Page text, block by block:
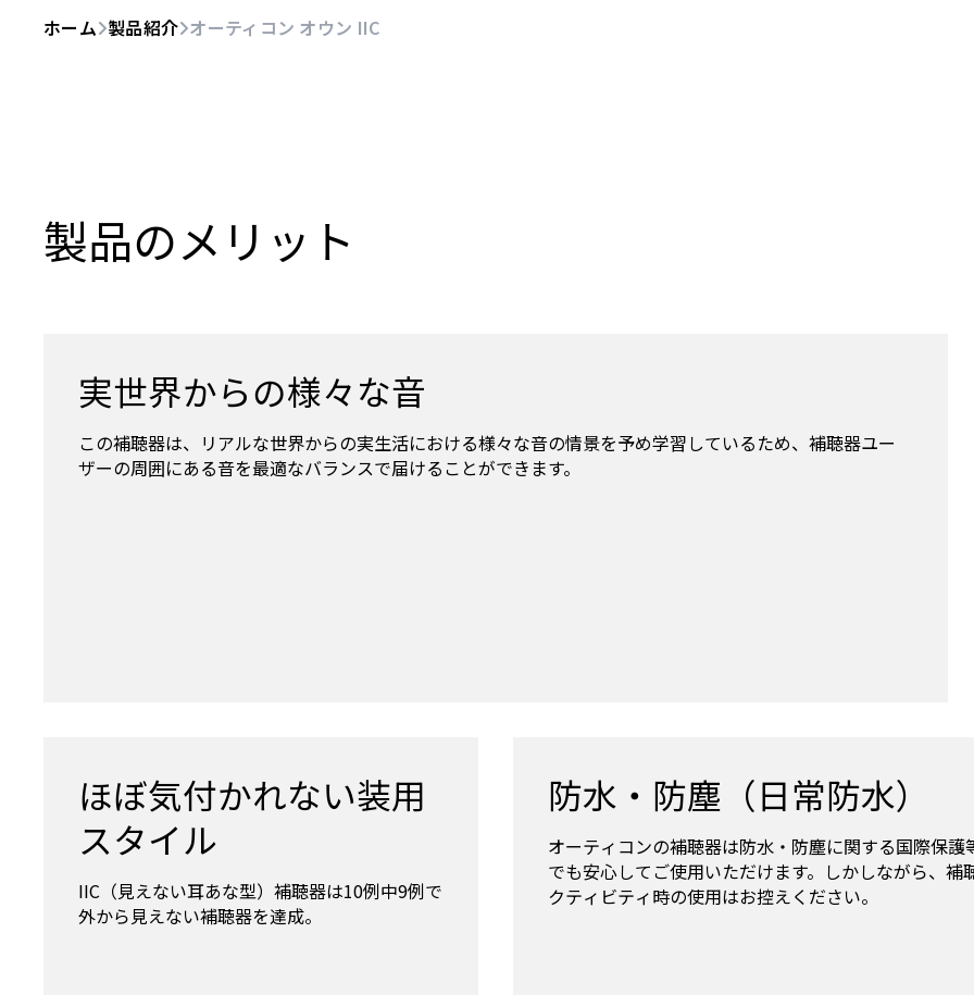
ホーム 製品紹介 オーティコン オウン IIC
製品のメリット
実世界からの様々な音
この補聴器は、リアルな世界からの実生活における様々な音の情景を予め学習しているため、補聴器ユー
ザーの周囲にある音を最適なバランスで届けることができます。
ほぼ気付かれない装用
スタイル
IIC（見えない耳あな型）補聴器は10例中9例で
外から見えない補聴器を達成。
防水・防塵（日常防水）
オーティコンの補聴器は防水・防塵に関する国際保
でも安心してご使用いただけます。しかしながら、
クティビティ時の使用はお控えください。